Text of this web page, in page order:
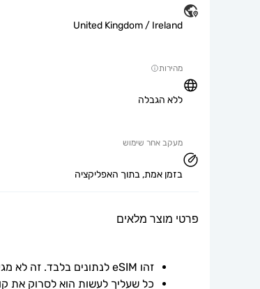
United Kingdom / Ireland
מהירות
ללא הגבלה
מעקב אחר שימוש
בזמן אמת, בתוך האפליקציה
פרטי מוצר מלאים
זהו eSIM לנתונים בלבד. זה לא מגיע עם מספר טלפון.